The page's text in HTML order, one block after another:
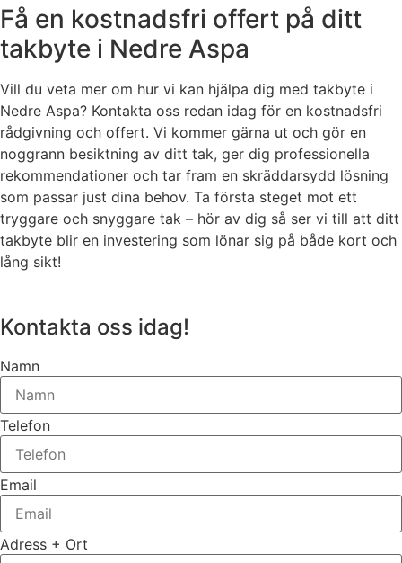
Få en kostnadsfri offert på ditt
takbyte i Nedre Aspa
Vill du veta mer om hur vi kan hjälpa dig med takbyte i
Nedre Aspa? Kontakta oss redan idag för en kostnadsfri
rådgivning och offert. Vi kommer gärna ut och gör en
noggrann besiktning av ditt tak, ger dig professionella
rekommendationer och tar fram en skräddarsydd lösning
som passar just dina behov. Ta första steget mot ett
tryggare och snyggare tak – hör av dig så ser vi till att ditt
takbyte blir en investering som lönar sig på både kort och
lång sikt!
Kontakta oss idag!
Namn
Telefon
Email
Adress + Ort